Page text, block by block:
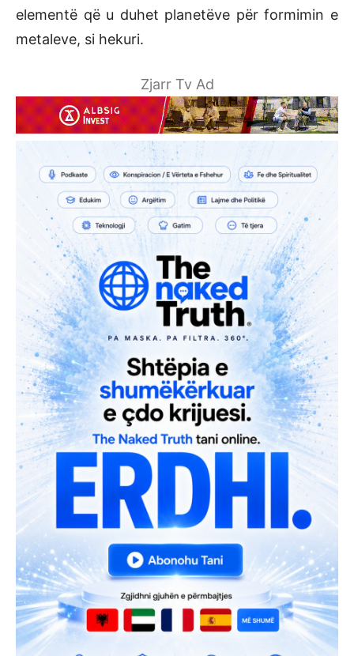
elementë që u duhet planetëve për formimin e
metaleve, si hekuri.
Zjarr Tv Ad